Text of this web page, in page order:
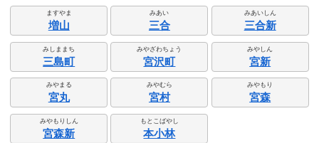
ますやま
増山
みあい
三合
みあいしん
三合新
みしままち
三島町
みやざわちょう
宮沢町
みやしん
宮新
みやまる
宮丸
みやむら
宮村
みやもり
宮森
みやもりしん
宮森新
もとこばやし
本小林